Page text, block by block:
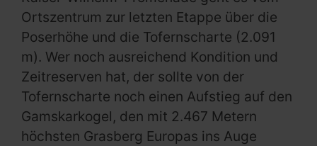
Ortszentrum zur letzten Etappe über die
Poserhöhe und die Tofernscharte (2.091
m). Wer noch ausreichend Kondition und
Zeitreserven hat, der sollte von der
Tofernscharte noch einen Aufstieg auf den
Gamskarkogel, den mit 2.467 Metern
höchsten Grasberg Europas ins Auge